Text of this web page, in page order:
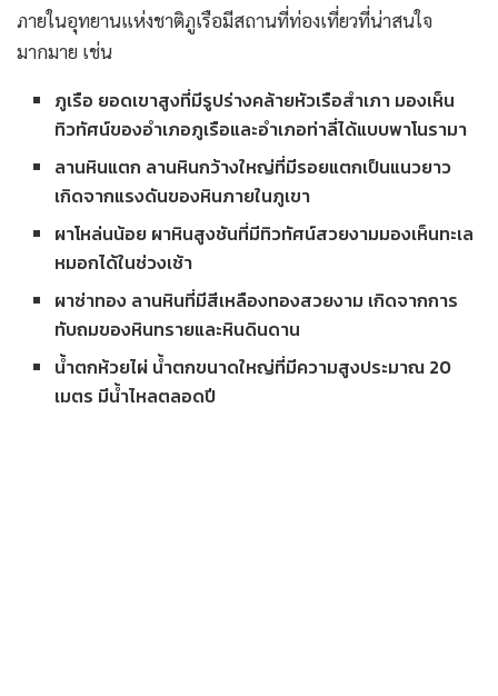
ภายในอุทยานแห่งชาติภูเรือมีสถานที่ท่องเที่ยวที่น่าสนใจ
มากมาย เช่น
ภูเรือ ยอดเขาสูงที่มีรูปร่างคล้ายหัวเรือสำเภา มองเห็น
ทิวทัศน์ของอำเภอภูเรือและอำเภอท่าลี่ได้แบบพาโนรามา
ลานหินแตก ลานหินกว้างใหญ่ที่มีรอยแตกเป็นแนวยาว
เกิดจากแรงดันของหินภายในภูเขา
ผาโหล่นน้อย ผาหินสูงชันที่มีทิวทัศน์สวยงามมองเห็นทะเล
หมอกได้ในช่วงเช้า
ผาซ่าทอง ลานหินที่มีสีเหลืองทองสวยงาม เกิดจากการ
ทับถมของหินทรายและหินดินดาน
น้ำตกห้วยไผ่ น้ำตกขนาดใหญ่ที่มีความสูงประมาณ 20
เมตร มีน้ำไหลตลอดปี